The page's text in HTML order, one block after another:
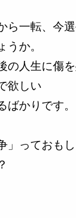
ら一転、今
うか。
の人生に傷
欲しい
ばかりです。
」っておも